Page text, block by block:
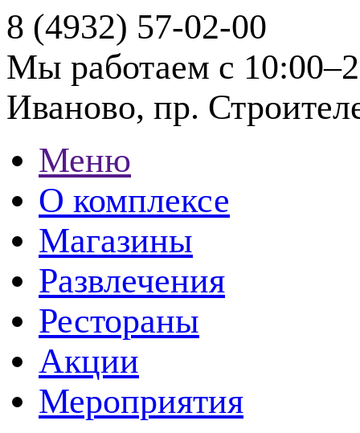
8 (4932) 57-02-00
Мы работаем с
Иваново, пр.
Меню
О комплексе
Магазины
Развлечения
Рестораны
Акции
Мероприятия